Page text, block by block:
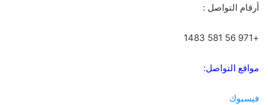
أرقام التواصل :
+971 56 581 1483
مواقع التواصل:
فيسبوك